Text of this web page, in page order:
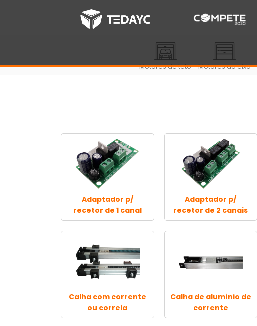
Motores de teto Motores ao eixo
Adaptador p/
recetor de 1 canal
Adaptador p/
recetor de 2 canais
Calha com corrente
ou correia
Calha de alumínio de
corrente